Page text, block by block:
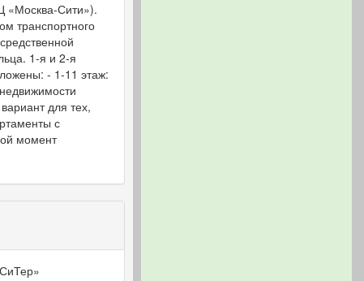
«Москва-Сити»).
транспортного
1-я и 2-я
- 1-11 этаж:
для тех,
с
момент